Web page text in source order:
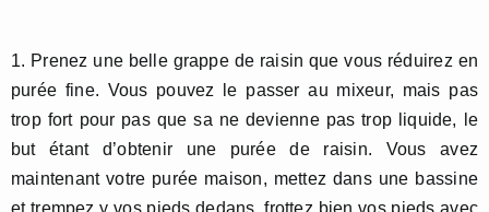
1. Prenez une belle grappe de raisin que vous réduirez en
purée fine. Vous pouvez le passer au mixeur, mais pas
trop fort pour pas que sa ne devienne pas trop liquide, le
but étant d’obtenir une purée de raisin. Vous avez
maintenant votre purée maison, mettez dans une bassine
et trempez y vos pieds dedans. frottez bien vos pieds avec